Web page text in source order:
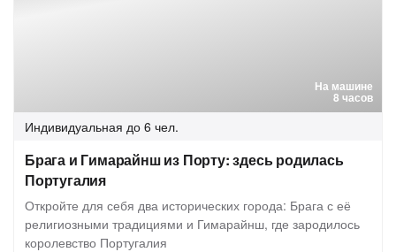
На машине
8 часов
Индивидуальная до 6 чел.
Брага и Гимарайнш из Порту: здесь родилась
Португалия
Откройте для себя два исторических города: Брага с её
религиозными традициями и Гимарайнш, где зародилось
королевство Португалия